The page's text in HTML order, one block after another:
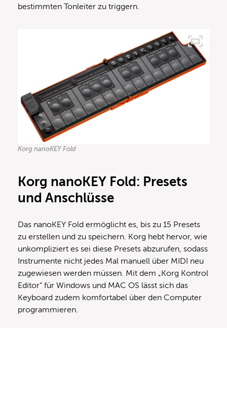
bestimmten Tonleiter zu triggern.
Korg nanoKEY Fold
Korg nanoKEY Fold: Presets
und Anschlüsse
Das nanoKEY Fold ermöglicht es, bis zu 15 Presets
zu erstellen und zu speichern. Korg hebt hervor, wie
unkompliziert es sei diese Presets abzurufen, sodass
Instrumente nicht jedes Mal manuell über MIDI neu
zugewiesen werden müssen. Mit dem „Korg Kontrol
Editor“ für Windows und MAC OS lässt sich das
Keyboard zudem komfortabel über den Computer
programmieren.